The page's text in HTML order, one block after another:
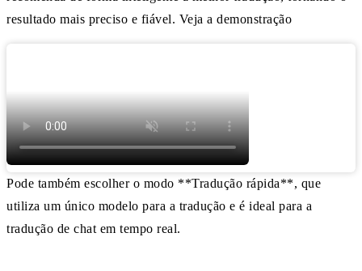
resultado mais preciso e fiável. Veja a demonstração
Pode também escolher o modo **Tradução rápida**, que
utiliza um único modelo para a tradução e é ideal para a
tradução de chat em tempo real.